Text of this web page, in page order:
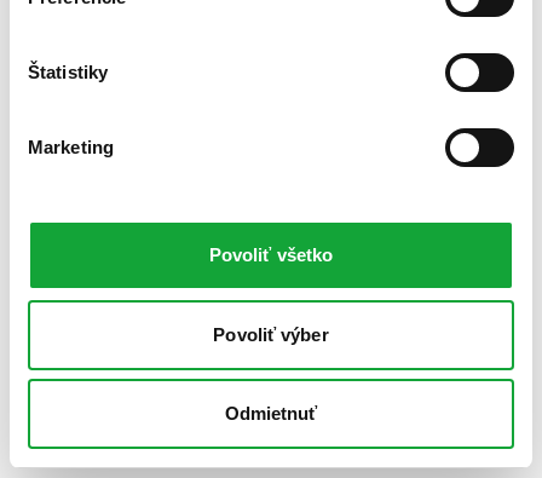
Štatistiky
Marketing
Povoliť všetko
Povoliť výber
Odmietnuť